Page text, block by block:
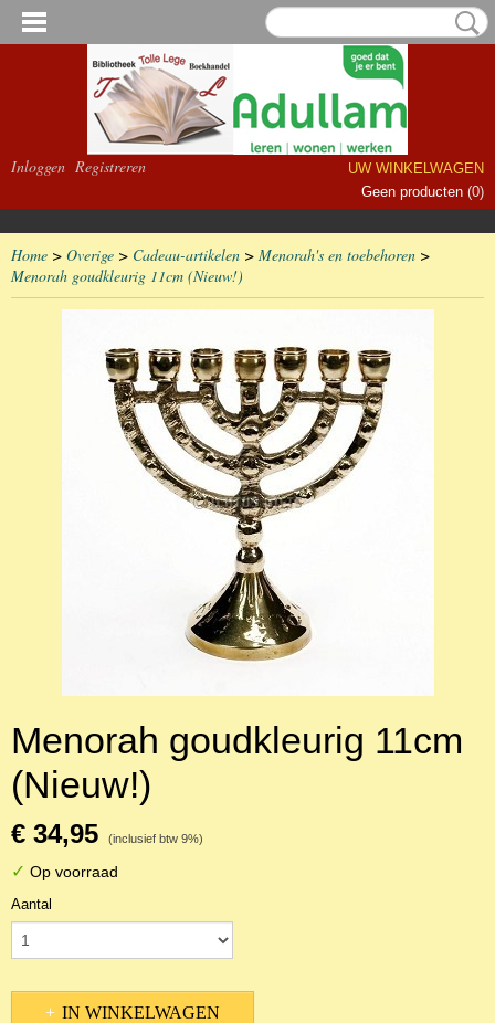
Inloggen Registreren
UW WINKELWAGEN
Geen producten (0)
Home > Overige > Cadeau-artikelen > Menorah's en toebehoren >
Menorah goudkleurig 11cm (Nieuw!)
Menorah goudkleurig 11cm
(Nieuw!)
€ 34,95 (inclusief btw 9%)
✓ Op voorraad
Aantal
IN WINKELWAGEN